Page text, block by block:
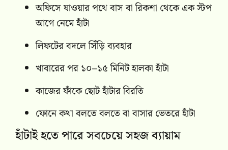
অফিসে যাওয়ার পথে বাস বা রিকশা থেকে এক স্টপ
আগে নেমে হাঁটা
লিফটের বদলে সিঁড়ি ব্যবহার
খাবারের পর ১০–১৫ মিনিট হালকা হাঁটা
কাজের ফাঁকে ছোট হাঁটার বিরতি
ফোনে কথা বলতে বলতে বা বাসার ভেতরে হাঁটা
হাঁটাই হতে পারে সবচেয়ে সহজ ব্যায়াম